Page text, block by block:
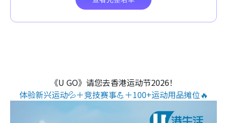
《U GO》请您去香港运动节2026！
体验新兴运动💦＋竞技赛事💪＋100+运动用品摊位🔥